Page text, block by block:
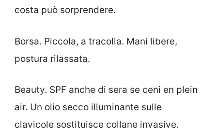
costa può sorprendere.
Borsa. Piccola, a tracolla. Mani libere,
postura rilassata.
Beauty. SPF anche di sera se ceni en plein
air. Un olio secco illuminante sulle
clavicole sostituisce collane invasive.